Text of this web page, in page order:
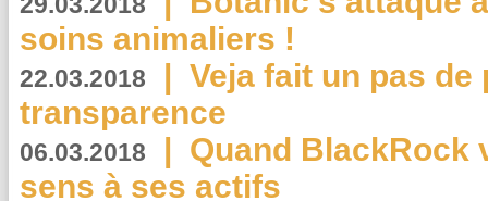
soins animaliers !
22.03.2018 | Veja fait un pas de
transparence
06.03.2018 | Quand BlackRock
sens à ses actifs